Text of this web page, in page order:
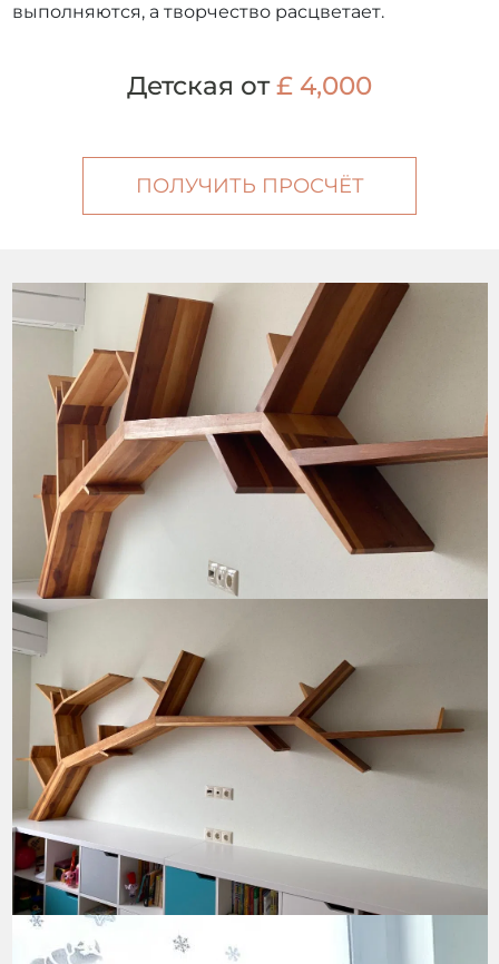
выполняются, а творчество расцветает.
Детская от £ 4,000
ПОЛУЧИТЬ ПРОСЧЁТ